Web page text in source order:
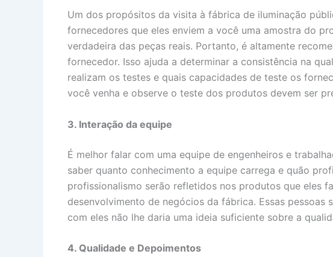
Um dos propósitos da visita à fábrica de iluminação
fornecedores que eles enviem a você uma amostra do
verdadeira das peças reais. Portanto, é altamente
fornecedor. Isso ajuda a determinar a consistência na
realizam os testes e quais capacidades de teste os
você venha e observe o teste dos produtos devem ser
3. Interação da equipe
É melhor falar com uma equipe de engenheiros e
saber quanto conhecimento a equipe carrega e quão
profissionalismo serão refletidos nos produtos que eles
desenvolvimento de negócios da fábrica. Essas
com eles não lhe daria uma ideia suficiente sobre a
4. Qualidade e Depoimentos